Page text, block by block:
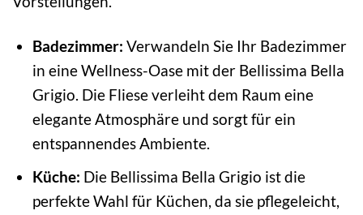
Badezimmer: Verwandeln Sie Ihr Badezimmer
in eine Wellness-Oase mit der Bellissima Bella
Grigio. Die Fliese verleiht dem Raum eine
elegante Atmosphäre und sorgt für ein
entspannendes Ambiente.
Küche: Die Bellissima Bella Grigio ist die
perfekte Wahl für Küchen, da sie pflegeleicht,